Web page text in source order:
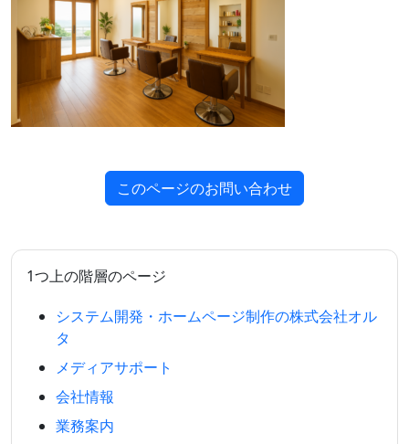
このページのお問い合わせ
1つ上の階層のページ
システム開発・ホームページ制作の株式会社オル
タ
メディアサポート
会社情報
業務案内